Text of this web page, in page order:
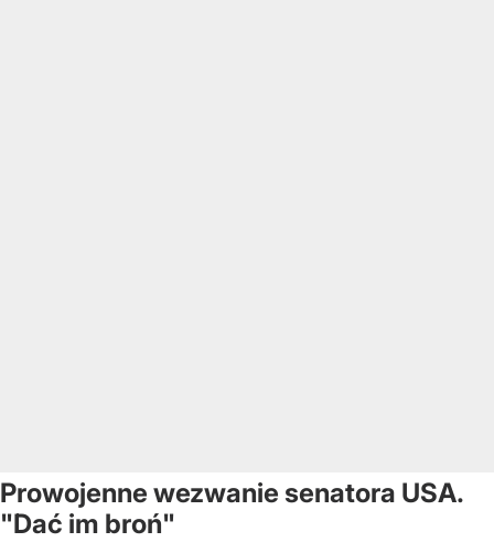
Prowojenne wezwanie senatora USA.
"Dać im broń"